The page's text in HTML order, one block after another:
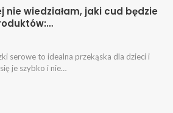
nie wiedziałam, jaki cud będzie
serowe to idealna przekąska dla dzieci i
je szybko i nie…